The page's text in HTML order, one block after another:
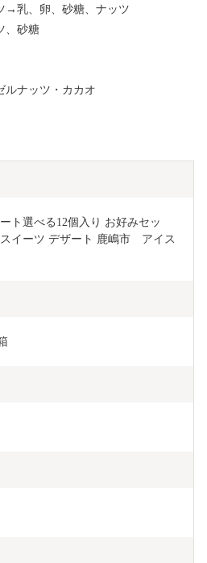
→乳、卵、砂糖、ナッツ
、砂糖
ルナッツ・カカオ
ト選べる12個入り お好みセッ
イーツ デザート 鹿嶋市　アイス